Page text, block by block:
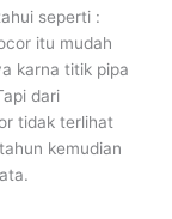
seperti :
itu mudah
karna titik pipa
dari
tidak terlihat
kemudian